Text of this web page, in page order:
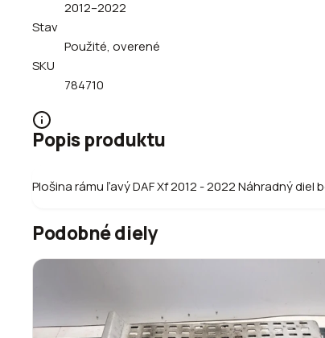
2012–2022
Stav
Použité, overené
SKU
784710
Popis produktu
Plošina rámu ľavý DAF Xf 2012 - 2022 Náhradný
Podobné diely